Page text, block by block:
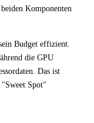
Komponenten
Budget effizient.
die GPU
Das ist
Spot"